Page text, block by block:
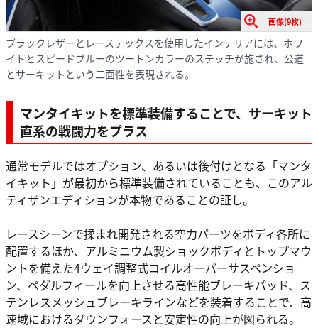
画像(9枚)
ブラックレザーとレーステックスを使用したインテリアには、ホワ
イトとスピードブルーのツートンカラーのステッチが施され、公道
とサーキットという二面性を表現される。
マンタイキットを標準装備することで、サーキット
直系の戦闘力をプラス
通常モデルではオプション、あるいは後付けとなる「マンタ
イキット」が最初から標準装備されていることも、このアル
ティザンエディションが本物であることの証し。
レースシーンで揉まれ開発される空力パーツをボディ各所に
配置するほか、アルミニウム製ショックボディとトップマウ
ントを備えた4ウェイ調整式コイルオーバーサスペンショ
ン、ペダルフィールを向上させる高性能ブレーキパッド、ス
テンレスメッシュブレーキラインなどを装着することで、高
速域におけるダウンフォースと安定性の向上が図られる。